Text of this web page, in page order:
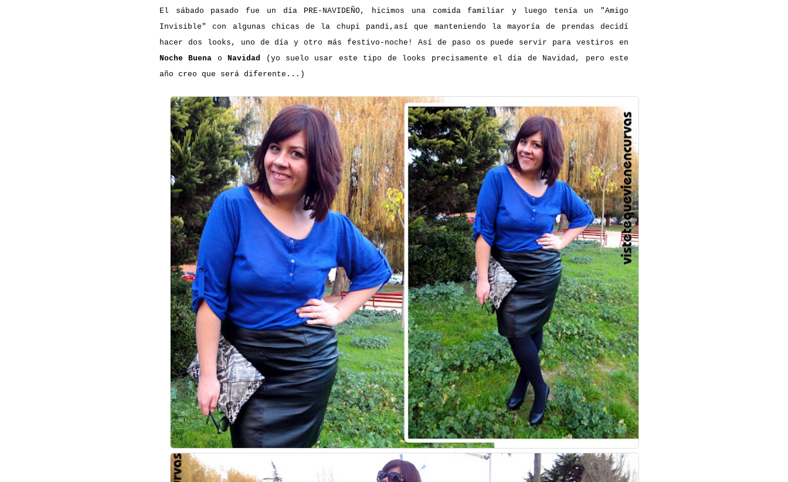
El sábado pasado fue un día PRE-NAVIDEÑO, hicimos una comida familiar y luego tenía un "Amigo
Invisible" con algunas chicas de la chupi pandi,así que manteniendo la mayoría de prendas decidí
hacer dos looks, uno de día y otro más festivo-noche! Así de paso os puede servir para vestiros en
Noche Buena oNavidad (yo suelo usar este tipo de looks precisamente el día de Navidad, pero este
año creo que será diferente...)